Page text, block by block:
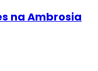
na Ambrosia